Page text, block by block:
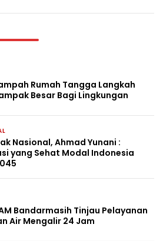
Rumah Tangga Langkah
Besar Bagi Lingkungan
Nasional, Ahmad Yunani :
yang Sehat Modal Indonesia
Bandarmasih Tinjau Pelayanan
Air Mengalir 24 Jam